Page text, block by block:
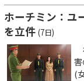
ホーチミン：ユ
を立件 (7日)
(